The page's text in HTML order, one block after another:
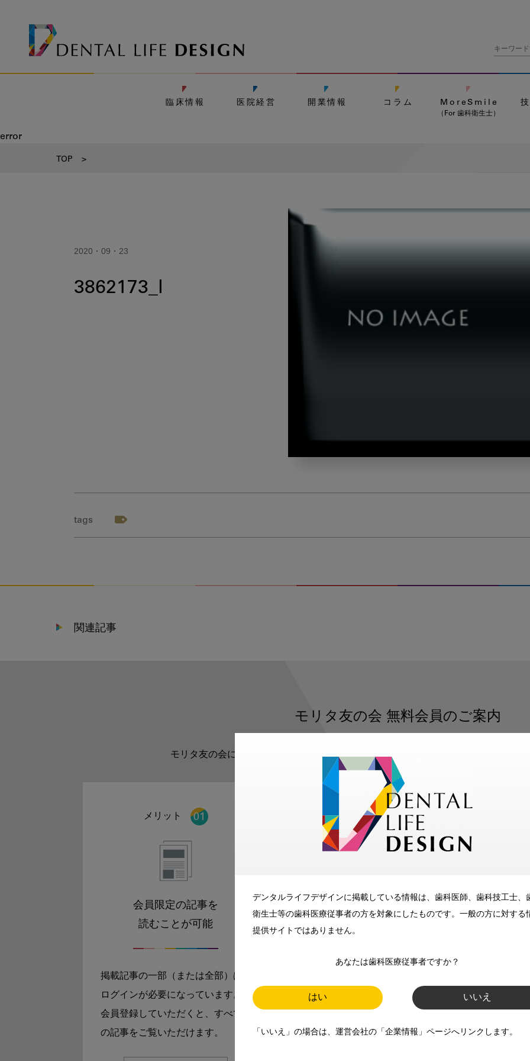
デンタルライフデザインに掲載している情報は、歯科医師、歯科技工士、
衛生士等の歯科医療従事者の方を対象にしたものです。一般の方に対する
提供サイトではありません。
あなたは歯科医療従事者ですか？
はい いいえ
「いいえ」の場合は、運営会社の「企業情報」ページへリンクします。
臨床情報 医院経営 開業情報 コラム MoreSmile
（For 歯科衛生士）
error
TOP >
2020・09・23
3862173_l
tags
関連記事
モリタ友の会 無料会員のご案内
モリタ友の会に登録いただくと、デンタルライフデザインをもっと便利にご利用い
メリット
会員限定の記事を
読むことが可能
掲載記事の一部（または全部）は
ログインが必要になっています。
会員登録していただくと、すべて
の記事をご覧いただけます。
メリット
メールマガジンでお届け
師、歯科衛生士、歯科技工士）に
お届けします。